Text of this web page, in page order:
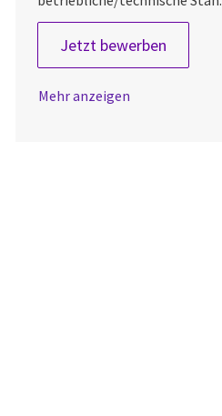
Jetzt bewerben
Mehr anzeigen